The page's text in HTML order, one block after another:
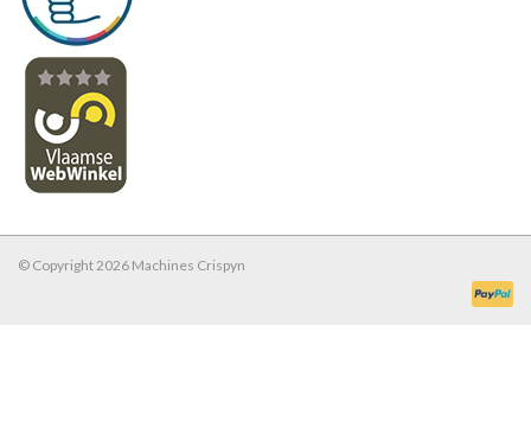
© Copyright 2026 Machines Crispyn